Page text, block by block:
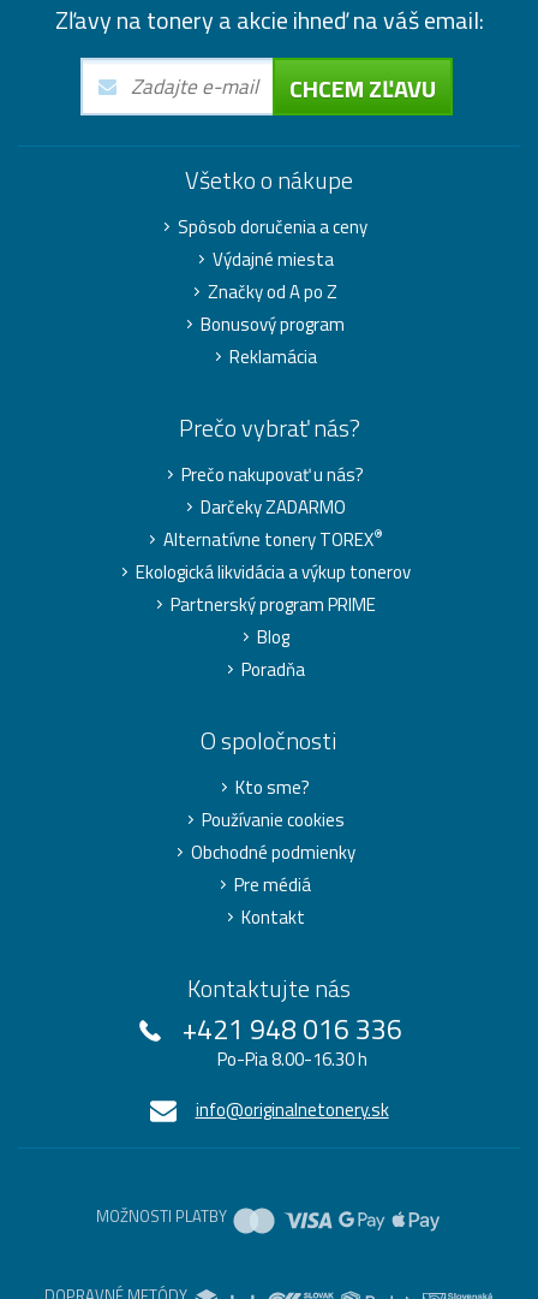
Zľavy na tonery a akcie ihneď na váš email:
CHCEM ZĽAVU
Všetko o nákupe
Spôsob doručenia a ceny
Výdajné miesta
Značky od A po Z
Bonusový program
Reklamácia
Prečo vybrať nás?
Prečo nakupovať u nás?
Darčeky ZADARMO
Alternatívne tonery TOREX®
Ekologická likvidácia a výkup tonerov
Partnerský program PRIME
Blog
Poradňa
O spoločnosti
Kto sme?
Používanie cookies
Obchodné podmienky
Pre médiá
Kontakt
Kontaktujte nás
+421 948 016 336
Po-Pia 8.00-16.30 h
info@originalnetonery.sk
MOŽNOSTI PLATBY